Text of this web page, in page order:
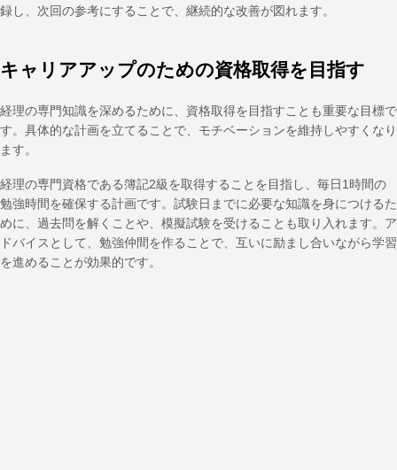
録し、次回の参考にすることで、継続的な改善が図れます。
キャリアアップのための資格取得を目指す
経理の専門知識を深めるために、資格取得を目指すことも重要な目標で
す。具体的な計画を立てることで、モチベーションを維持しやすくなり
ます。
経理の専門資格である簿記2級を取得することを目指し、毎日1時間の
勉強時間を確保する計画です。試験日までに必要な知識を身につけるた
めに、過去問を解くことや、模擬試験を受けることも取り入れます。ア
ドバイスとして、勉強仲間を作ることで、互いに励まし合いながら学習
を進めることが効果的です。